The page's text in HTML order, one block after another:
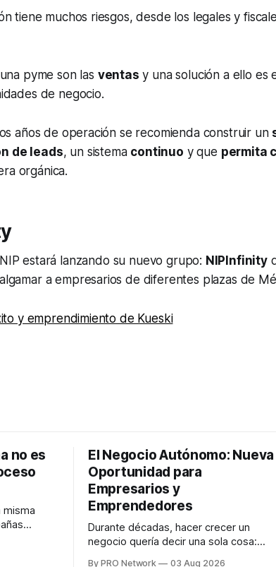
tiene muchos riesgos, desde los legales y
pyme son las ventas y una solución a ello es
de negocio.
años de operación se recomienda construir un
de leads, un sistema continuo y que permita
orgánica.
estará lanzando su nuevo grupo: NIPInfinity
a empresarios de diferentes plazas de
y emprendimiento de Kueski
no es
misma
El Negocio Autónomo: Nueva
Oportunidad para
Empresarios y
Emprendedores
Durante décadas, hacer crecer un
negocio quería decir una sola cosa:
By PRO Network 03 Aug 2026